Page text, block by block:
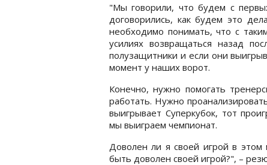
"Мы говорили, что будем с
договорились, как будем это
необходимо понимать, что с
усилиях возвращаться назад
полузащитники и если они
момент у наших ворот.
Конечно, нужно помогать
работать. Нужно
выигрывает Суперкубок, тот
мы выиграем чемпионат.
Доволен ли я своей игрой в этом
быть доволен своей игрой?", –